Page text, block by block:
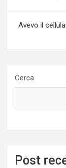
Avevo il
Cerca
Post